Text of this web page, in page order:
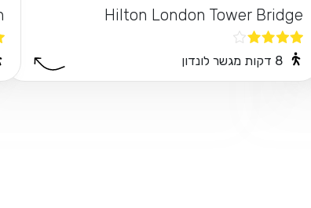
Hilton London Tower Bridge
8 דקות מגשר לונדון